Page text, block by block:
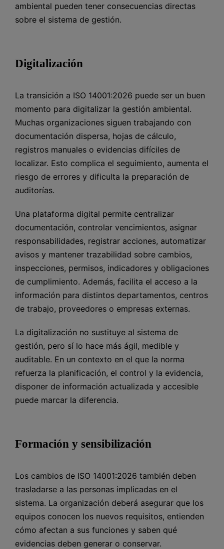
ambiental pueden tener consecuencias directas
sobre el sistema de gestión.
Digitalización
La transición a ISO 14001:2026 puede ser un buen
momento para digitalizar la gestión ambiental.
Muchas organizaciones siguen trabajando con
documentación dispersa, hojas de cálculo,
registros manuales o evidencias difíciles de
localizar. Esto complica el seguimiento, aumenta el
riesgo de errores y dificulta la preparación de
auditorías.
Una plataforma digital permite centralizar
documentación, controlar vencimientos, asignar
responsabilidades, registrar acciones, automatizar
avisos y mantener trazabilidad sobre cambios,
inspecciones, permisos, indicadores y obligaciones
de cumplimiento. Además, facilita el acceso a la
información para distintos departamentos, centros
de trabajo, proveedores o empresas externas.
La digitalización no sustituye al sistema de
gestión, pero sí lo hace más ágil, medible y
auditable. En un contexto en el que la norma
refuerza la planificación, el control y la evidencia,
disponer de información actualizada y accesible
puede marcar la diferencia.
Formación y sensibilización
Los cambios de ISO 14001:2026 también deben
trasladarse a las personas implicadas en el
sistema. La organización deberá asegurar que los
equipos conocen los nuevos requisitos, entienden
cómo afectan a sus funciones y saben qué
evidencias deben generar o conservar.